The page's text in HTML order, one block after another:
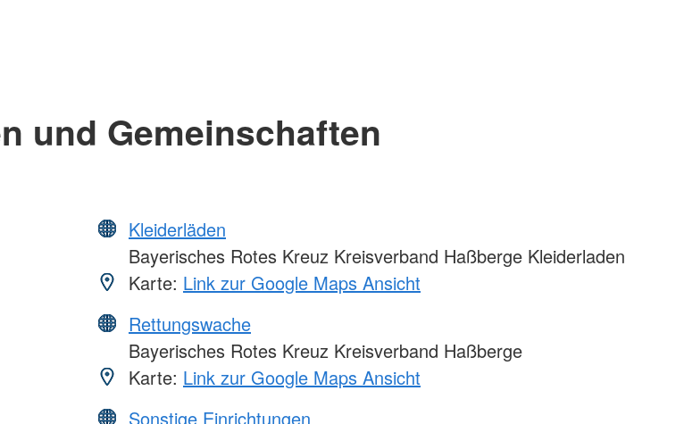
und Gemeinschaften
Kleiderläden
Bayerisches Rotes Kreuz Kreisverband Haßberge Kleiderladen
Karte: Link zur Google Maps Ansicht
Rettungswache
Bayerisches Rotes Kreuz Kreisverband Haßberge
Karte: Link zur Google Maps Ansicht
Sonstige Einrichtungen